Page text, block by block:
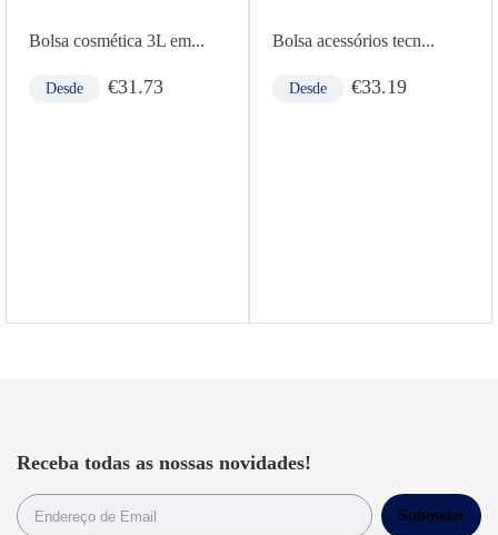
Bolsa cosmética 3L em...
Desde €31.73
Bolsa acessórios tecn...
Desde €33.19
Receba todas as nossas novidades!